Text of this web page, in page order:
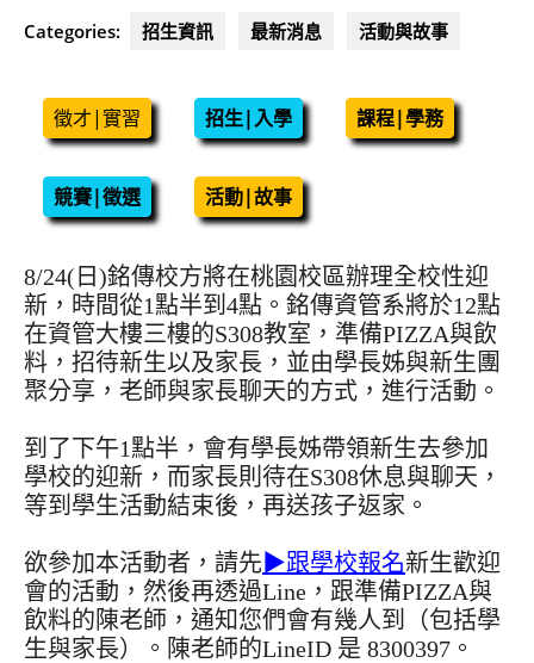
Categories: 招生資訊 最新消息 活動與故事
徵才|實習 招生|入學 課程|學務
競賽|徵選 活動|故事
8/24(日)銘傳校方將在桃園校區辦理全校性迎
新，時間從1點半到4點。銘傳資管系將於12點
在資管大樓三樓的S308教室，準備PIZZA與飲
料，招待新生以及家長，並由學長姊與新生團
聚分享，老師與家長聊天的方式，進行活動。
到了下午1點半，會有學長姊帶領新生去參加
學校的迎新，而家長則待在S308休息與聊天，
等到學生活動結束後，再送孩子返家。
欲參加本活動者，請先 ▶跟學校報名新生歡迎
會的活動，然後再透過Line，跟準備PIZZA與
飲料的陳老師，通知您們會有幾人到（包括學
生與家長）。陳老師的LineID 是 8300397。